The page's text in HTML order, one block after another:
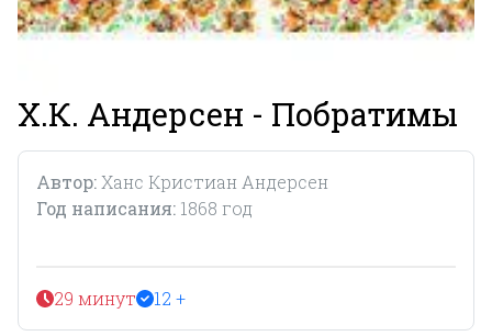
Х.К. Андерсен - Побратимы
Автор:Ханс Кристиан Андерсен
Год написания: 1868 год
29 минут 12 +